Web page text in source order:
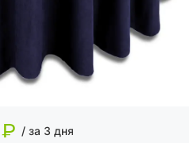
₽ / за 3 дня